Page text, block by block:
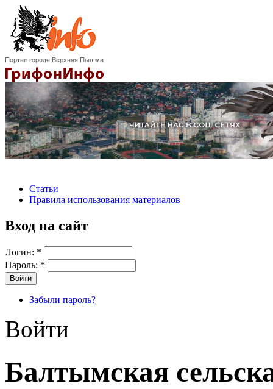
Статьи
Правила использования материалов
Вход на сайт
Логин: *
Пароль: *
Забыли пароль?
Войти
Балтымская